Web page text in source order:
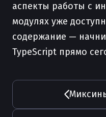
аспекты работы с
модулях уже
содержание —
TypeScript прямо